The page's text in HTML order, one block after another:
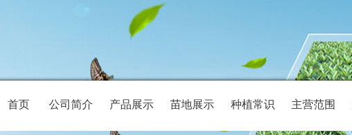
首页 公司简介 产品展示 苗地展示 种植常识 主营范围